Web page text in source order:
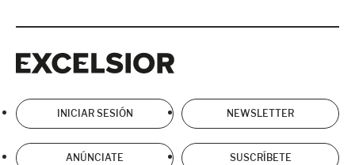
INICIAR SESIÓN NEWSLETTER
ANÚNCIATE SUSCRÍBETE